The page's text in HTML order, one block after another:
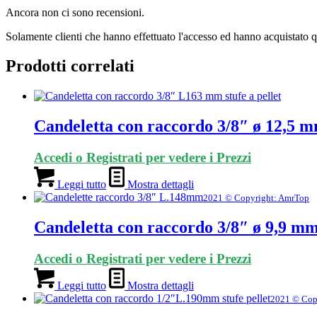
Ancora non ci sono recensioni.
Solamente clienti che hanno effettuato l'accesso ed hanno acquistato
Prodotti correlati
Candeletta con raccordo 3/8″ ø 12,5
Accedi o Registrati per vedere i Prezzi
Leggi tutto Mostra dettagli
2021 © Copyright: AmrTop
Candeletta con raccordo 3/8″ ø 9,9
Accedi o Registrati per vedere i Prezzi
Leggi tutto Mostra dettagli
2021 ©